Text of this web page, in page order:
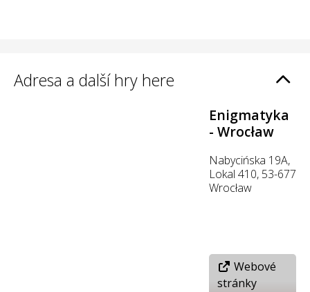
Adresa a další hry here
Enigmatyka
- Wrocław
Nabycińska 19A,
Lokal 410, 53-677
Wrocław
Webové
stránky